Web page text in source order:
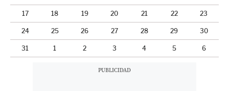
17 18 19 20 21 22 23
24 25 26 27 28 29 30
31 1 2 3 4 5 6